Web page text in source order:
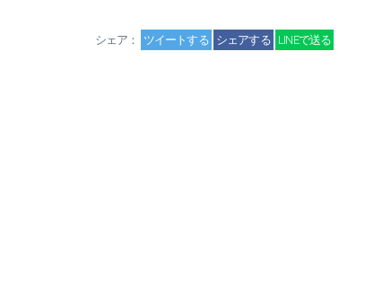
シェア： ツイートする シェアする LINEで送る